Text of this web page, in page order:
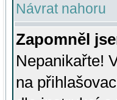
Návrat nahoru
Zapomněl
Nepanikařte!
na